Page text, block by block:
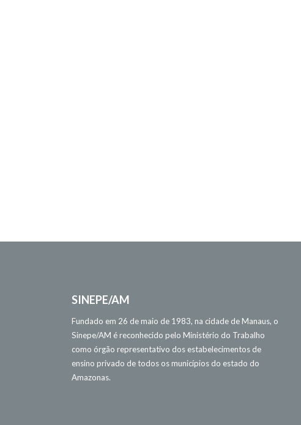
SINEPE/AM
Fundado em 26 de maio de 1983, na cidade de Manaus, o
Sinepe/AM é reconhecido pelo Ministério do Trabalho
como órgão representativo dos estabelecimentos de
ensino privado de todos os municípios do estado do
Amazonas.